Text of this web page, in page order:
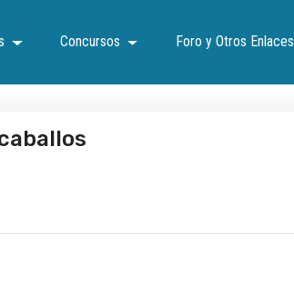
Concursos Foro y Otros Enlaces